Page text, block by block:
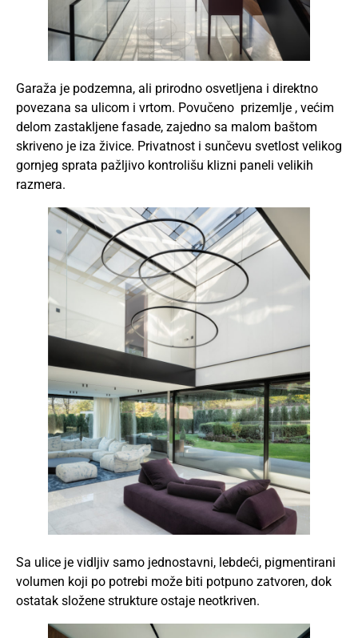
Garaža je podzemna, ali prirodno osvetljena i direktno
povezana sa ulicom i vrtom. Povučeno prizemlje , većim
delom zastakljene fasade, zajedno sa malom baštom
skriveno je iza živice. Privatnost i sunčevu svetlost velikog
gornjeg sprata pažljivo kontrolišu klizni paneli velikih
razmera.
Sa ulice je vidljiv samo jednostavni, lebdeći, pigmentirani
volumen koji po potrebi može biti potpuno zatvoren, dok
ostatak složene strukture ostaje neotkriven.